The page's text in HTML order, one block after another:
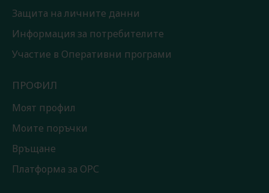
Защита на личните данни
Информация за потребителите
Участие в Оперативни програми
ПРОФИЛ
Моят профил
Моите поръчки
Връщане
Платформа за ОРС